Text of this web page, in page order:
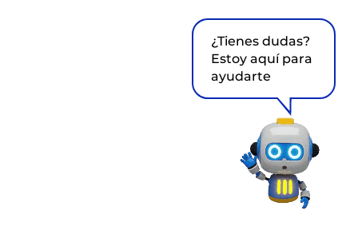
¿Tienes dudas?
Estoy aquí para
ayudarte